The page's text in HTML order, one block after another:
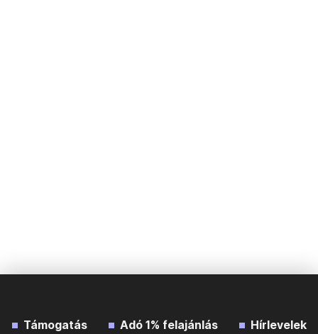
Támogatás Adó 1% felajánlás Hírlevelek